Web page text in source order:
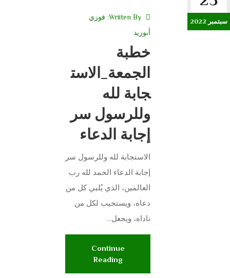
سبتمبر 2022
Wriiten By: فوزي
أبوزيد
خطبة
الجمعة_الاست
جابة لله
وللرسول سر
إجابة الدعاء
الاستجابة لله وللرسول سر
إجابة الدعاء الحمد لله رب
العالمين، الذي يُلبي كل من
دعاه، ويستجيب لكل من
ناداه، ويجعل...
Continue
Reading